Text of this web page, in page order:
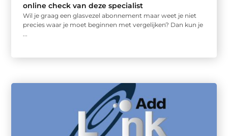
online check van deze specialist
Wil je graag een glasvezel abonnement maar weet je niet
precies waar je moet beginnen met vergelijken? Dan kun je